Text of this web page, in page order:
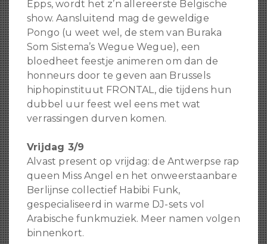
Epps, wordt het z’n allereerste Belgische
show. Aansluitend mag de geweldige
Pongo (u weet wel, de stem van Buraka
Som Sistema’s Wegue Wegue), een
bloedheet feestje animeren om dan de
honneurs door te geven aan Brussels
hiphopinstituut FRONTAL, die tijdens hun
dubbel uur feest wel eens met wat
verrassingen durven komen.
Vrijdag 3/9
Alvast present op vrijdag: de Antwerpse rap
queen Miss Angel en het onweerstaanbare
Berlijnse collectief Habibi Funk,
gespecialiseerd in warme DJ-sets vol
Arabische funkmuziek. Meer namen volgen
binnenkort.